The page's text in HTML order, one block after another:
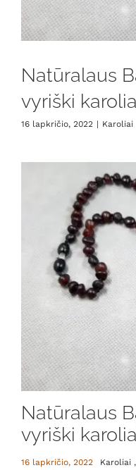
Natūralaus
vyriški
16 lapkričio, 2022 | Karoliai
Natūralaus
vyriški
16 lapkričio, 2022 Karoliai